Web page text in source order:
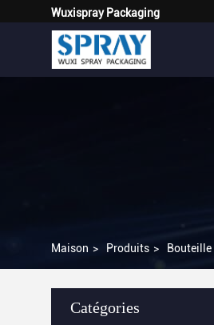
Wuxispray Packaging
Maison > Produits > Bouteille
Catégories